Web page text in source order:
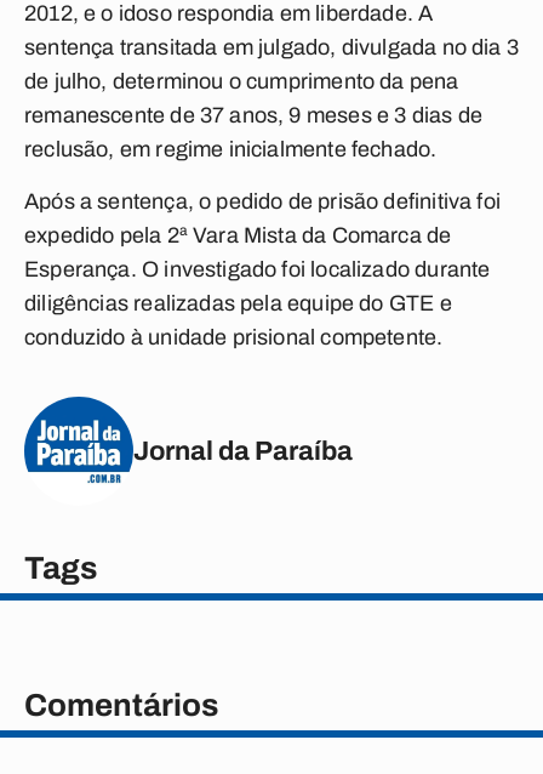
2012, e o idoso respondia em liberdade. A
sentença transitada em julgado, divulgada no dia 3
de julho, determinou o cumprimento da pena
remanescente de 37 anos, 9 meses e 3 dias de
reclusão, em regime inicialmente fechado.
Após a sentença, o pedido de prisão definitiva foi
expedido pela 2ª Vara Mista da Comarca de
Esperança. O investigado foi localizado durante
diligências realizadas pela equipe do GTE e
conduzido à unidade prisional competente.
Jornal da Paraíba
Tags
Comentários